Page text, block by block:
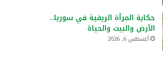
حكاية المرأة الريفية في سوريا..
الأرض والبيت والحياة
أغسطس 6, 2026